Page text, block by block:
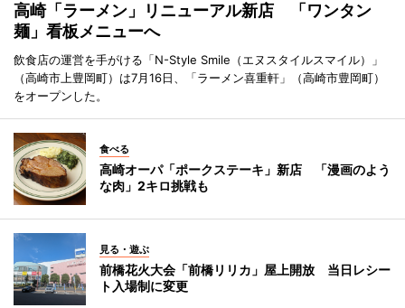
高崎「ラーメン」リニューアル新店 「ワンタン
麺」看板メニューへ
飲食店の運営を手がける「N-Style Smile（エヌスタイルスマイル）」
（高崎市上豊岡町）は7月16日、「ラーメン喜重軒」（高崎市豊岡町）
をオープンした。
食べる
高崎オーパ「ポークステーキ」新店 「漫画のよう
な肉」2キロ挑戦も
見る・遊ぶ
前橋花火大会「前橋リリカ」屋上開放 当日レシー
ト入場制に変更